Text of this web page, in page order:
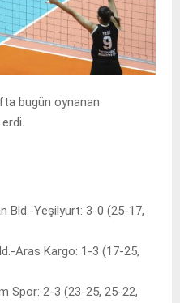
bugün oynanan
Bld.-Yeşilyurt: 3-0 (25-17,
Aras Kargo: 1-3 (17-25,
Spor: 2-3 (23-25, 25-22,